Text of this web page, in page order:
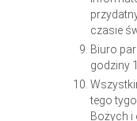
czasie
Biuro
godziny
tego
Bożych i